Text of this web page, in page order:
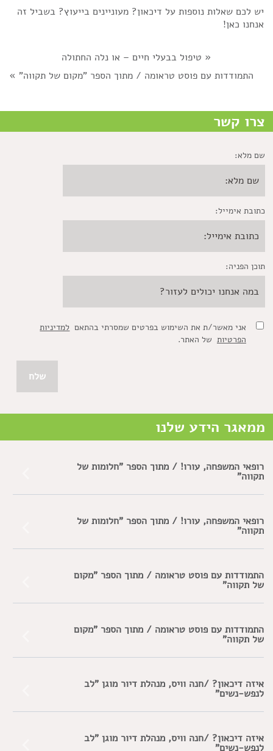
יש לכם שאלות נוספות על דיכאון? מעוניינים בייעוץ? בשביל זה
אנחנו כאן!
« טיפול בבעלי חיים – או נלה החתולה
התמודדות עם פוסט טראומה / מתוך הספר "מקום של תקווה"»
צרו קשר
שם מלא:
כתובת אימייל:
תוכן הפניה:
אני מאשר/ת את השימוש בפרטים שמסרתי בהתאם למדיניות
הפרטיותשל האתר.
ממאגר הידע שלנו
רופאי המשפחה, עורו! / מתוך הספר "חלומות של
תקווה"
רופאי המשפחה, עורו! / מתוך הספר "חלומות של
תקווה"
התמודדות עם פוסט טראומה / מתוך הספר "מקום
של תקווה"
התמודדות עם פוסט טראומה / מתוך הספר "מקום
של תקווה"
איזה דיכאון? /חנה וויס, מנהלת דיור מוגן "לב
לנפש-נשים"
איזה דיכאון? /חנה וויס, מנהלת דיור מוגן "לב
לנפש-נשים"